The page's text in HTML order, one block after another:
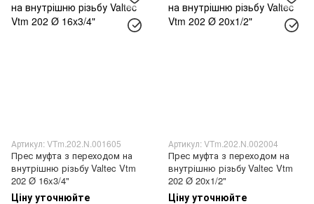
Артикул: VTm.202.N.001605
Прес муфта з переходом на
внутрішню різьбу Valtec Vtm
202 Ø 16x3/4"
Ціну уточнюйте
Артикул: VTm.202.N.002004
Прес муфта з переходом на
внутрішню різьбу Valtec Vtm
202 Ø 20x1/2"
Ціну уточнюйте